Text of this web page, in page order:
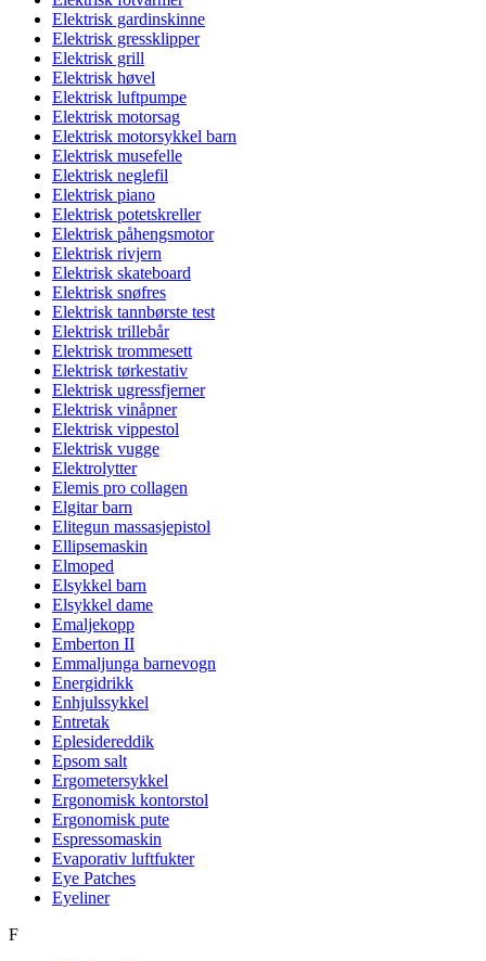
Elektrisk gardinskinne
Elektrisk gressklipper
Elektrisk grill
Elektrisk høvel
Elektrisk luftpumpe
Elektrisk motorsag
Elektrisk motorsykkel barn
Elektrisk musefelle
Elektrisk neglefil
Elektrisk piano
Elektrisk potetskreller
Elektrisk påhengsmotor
Elektrisk rivjern
Elektrisk skateboard
Elektrisk snøfres
Elektrisk tannbørste test
Elektrisk trillebår
Elektrisk trommesett
Elektrisk tørkestativ
Elektrisk ugressfjerner
Elektrisk vinåpner
Elektrisk vippestol
Elektrisk vugge
Elektrolytter
Elemis pro collagen
Elgitar barn
Elitegun massasjepistol
Ellipsemaskin
Elmoped
Elsykkel barn
Elsykkel dame
Emaljekopp
Emberton II
Emmaljunga barnevogn
Energidrikk
Enhjulssykkel
Entretak
Eplesidereddik
Epsom salt
Ergometersykkel
Ergonomisk kontorstol
Ergonomisk pute
Espressomaskin
Evaporativ luftfukter
Eye Patches
Eyeliner
F